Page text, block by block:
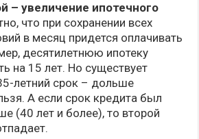
– увеличение ипотечного
что при сохранении всех
в месяц придется оплачивать
десятилетнюю ипотеку
на 15 лет. Но существует
летний срок – дольше
А если срок кредита был
(40 лет и более), то второй